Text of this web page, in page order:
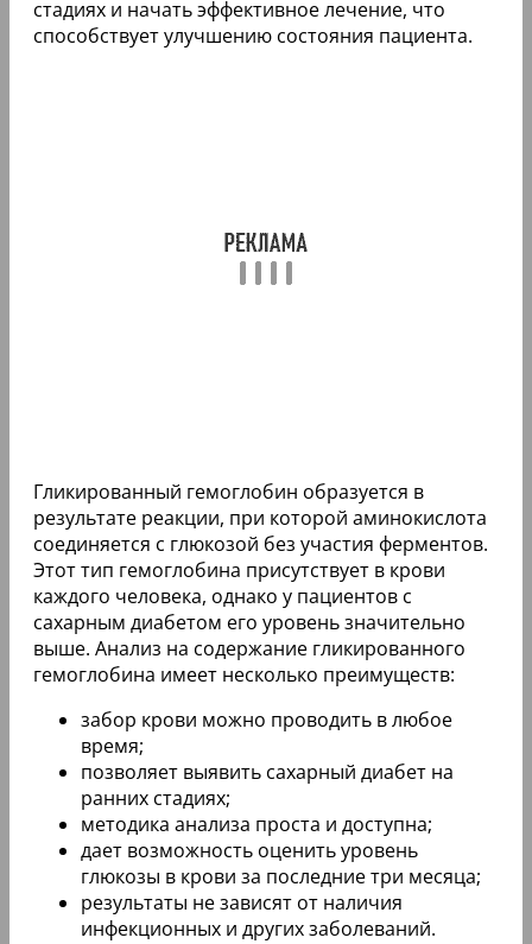
стадиях и начать эффективное лечение, что
способствует улучшению состояния пациента.
Гликированный гемоглобин образуется в
результате реакции, при которой аминокислота
соединяется с глюкозой без участия ферментов.
Этот тип гемоглобина присутствует в крови
каждого человека, однако у пациентов с
сахарным диабетом его уровень значительно
выше. Анализ на содержание гликированного
гемоглобина имеет несколько преимуществ:
забор крови можно проводить в любое
время;
позволяет выявить сахарный диабет на
ранних стадиях;
методика анализа проста и доступна;
дает возможность оценить уровень
глюкозы в крови за последние три месяца;
результаты не зависят от наличия
инфекционных и других заболеваний.